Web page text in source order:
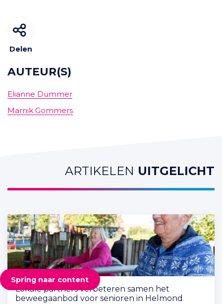
Spring naar content
Delen
AUTEUR(S)
Elianne Dummer
Marnik Gommers
ARTIKELEN UITGELICHT
Lokale partners verbeteren samen het
beweegaanbod voor senioren in Helmond